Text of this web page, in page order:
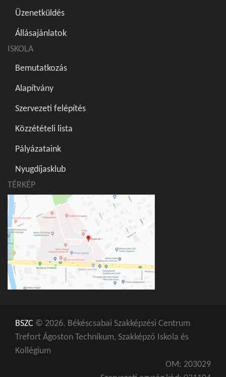
Üzenetküldés
Állásajánlatok
ISKOLA
Bemutatkozás
Alapítvány
Szervezeti felépítés
Közzétételi lista
Pályázataink
Nyugdíjasklub
TÉRKÉP
BSZC © 2026. Békéscsabai Szakképzési Centrum
Trefort Ágoston Technikum, Szakképző Iskola és
Kollégium
OM: 203029